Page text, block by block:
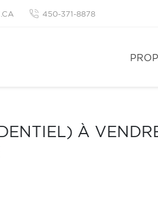
450-371-8878
À